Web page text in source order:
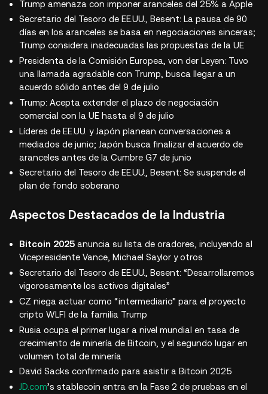
Trump amenaza con imponer aranceles del 25% a Apple
Secretario del Tesoro de EE.UU., Besent: La pausa de 90
días en los aranceles se basa en negociaciones sinceras;
Trump considera inadecuadas las propuestas de la UE
Presidenta de la Comisión Europea, von der Leyen: Tuvo
una llamada agradable con Trump, busca llegar a un
acuerdo sólido antes del 9 de julio
Trump: Acepta extender el plazo de negociación
comercial con la UE hasta el 9 de julio
Líderes de EE.UU. y Japón planean conversaciones a
mediados de junio; Japón busca finalizar el acuerdo de
aranceles antes de la Cumbre G7 de junio
Secretario del Tesoro de EE.UU., Besent: Se suspende el
plan de fondo soberano
Aspectos Destacados de la Industria
Bitcoin 2025 anuncia su lista de oradores, incluyendo al
Vicepresidente Vance, Michael Saylor y otros
Secretario del Tesoro de EE.UU., Besent: “Desarrollaremos
vigorosamente los activos digitales”
CZ niega actuar como “intermediario” para el proyecto
cripto WLFI de la familia Trump
Rusia ocupa el primer lugar a nivel mundial en tasa de
crecimiento de minería de Bitcoin, y el segundo lugar en
volumen total de minería
David Sacks confirmado para asistir a Bitcoin 2025
JD.com’s stablecoin entra en la Fase 2 de pruebas en el